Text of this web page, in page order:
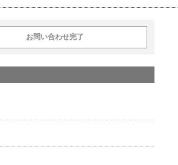
お問い合わせ完了